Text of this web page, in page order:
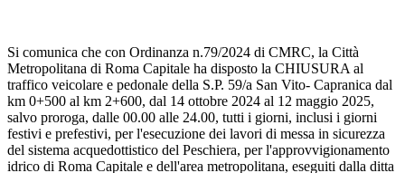
Si comunica che con Ordinanza n.79/2024 di CMRC, la Città
Metropolitana di Roma Capitale ha disposto la CHIUSURA al
traffico veicolare e pedonale della S.P. 59/a San Vito- Capranica dal
km 0+500 al km 2+600, dal 14 ottobre 2024 al 12 maggio 2025,
salvo proroga, dalle 00.00 alle 24.00, tutti i giorni, inclusi i giorni
festivi e prefestivi, per l'esecuzione dei lavori di messa in sicurezza
del sistema acquedottistico del Peschiera, per l'approvvigionamento
idrico di Roma Capitale e dell'area metropolitana, eseguiti dalla ditta